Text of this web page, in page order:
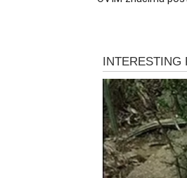
Ljudi koji
U prošlosti ste
dok su drugi
preokret.